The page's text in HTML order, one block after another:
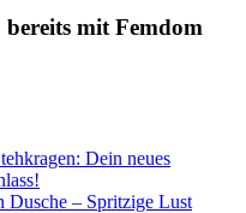
mit Femdom
Dein neues
Dusche – Spritzige Lust